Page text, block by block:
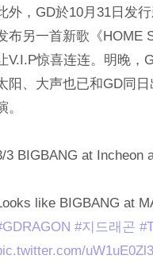
外，GD於10月31日发
布另一首新歌《HOME
V.I.P惊喜连连。明晚，
阳、大声也已和GD同
。
3 BIGBANG at Incheon
like BIGBANG at
#지드래곤